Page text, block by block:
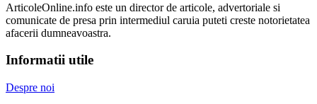
ArticoleOnline.info este un director de articole, advertoriale si
comunicate de presa prin intermediul caruia puteti creste notorietatea
afacerii dumneavoastra.
Informatii utile
Despre noi